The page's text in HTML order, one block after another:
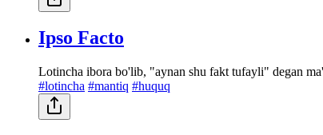
Ipso Facto
Lotincha ibora bo'lib, "aynan shu fakt tufayli" degan
#lotincha #mantiq #huquq